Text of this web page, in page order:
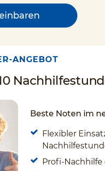
ANGEBOT
Beste Noten im
Flexibler
Profi-Nachhilfe